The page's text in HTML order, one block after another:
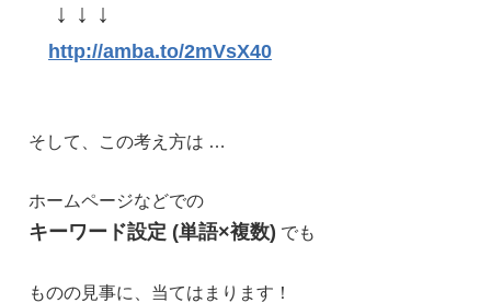
↓ ↓ ↓
http://amba.to/2mVsX40
そして、この考え方は …
ホームページなどでの
キーワード設定 (単語×複数) でも
ものの見事に、当てはまります！